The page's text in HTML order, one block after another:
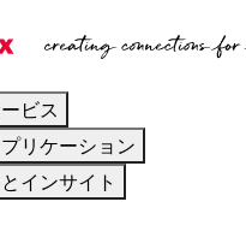
ビス
リケーション
インサイト
Board-to-